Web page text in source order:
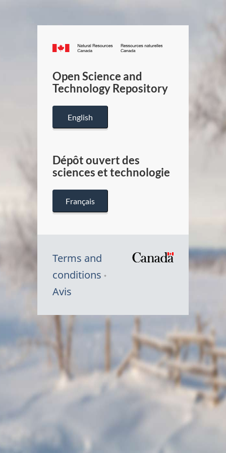
Canada.ca
/
Canada
Open Science and
Technology Repository
English
Dépôt ouvert des
sciences et technologie
Français
Terms and
conditions
Avis
Symbole
Canada